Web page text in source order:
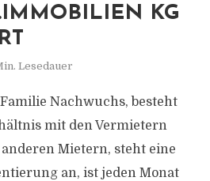
KG
Lesedauer
Nachwuchs, besteht
mit den Vermietern
Mietern, steht eine
an, ist jeden Monat